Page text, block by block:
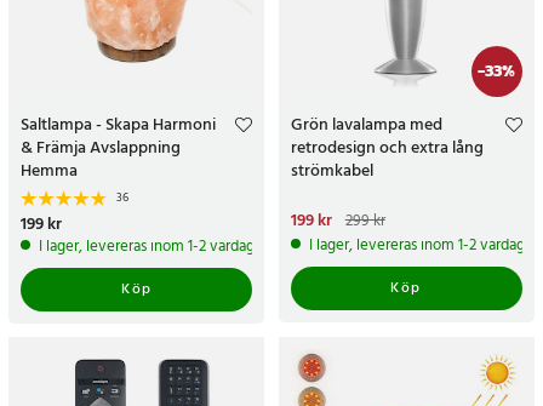
Saltlampa - Skapa Harmoni
& Främja Avslappning
Hemma
36
Pris:199 kr
199 kr
I lager, levereras inom 1-2 vardagar
Köp
-33%
Grön lavalampa med
retrodesign och extra lång
strömkabel
Nuvarande pris
pris:299 kr
199 kr 299 kr
I lager, levereras inom 1-2 vardagar
Köp